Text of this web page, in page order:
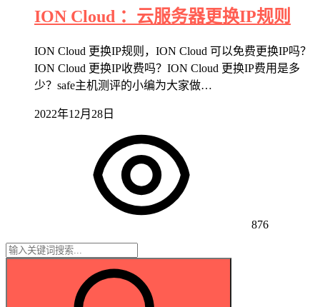
ION Cloud ：云服务器更换IP规则
ION Cloud 更换IP规则，ION Cloud 可以免费更换IP吗？
ION Cloud 更换IP收费吗？ION Cloud 更换IP费用是多
少？safe主机测评的小编为大家做…
2022年12月28日
876